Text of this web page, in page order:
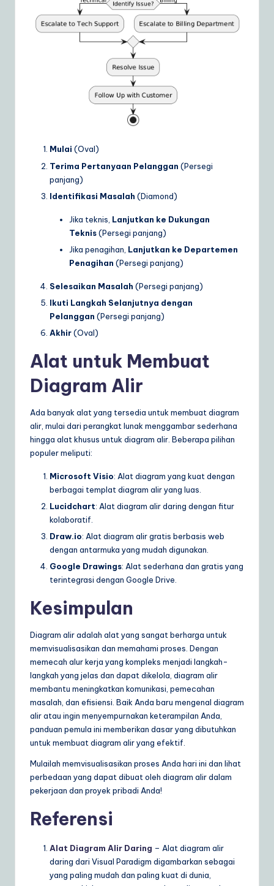
Mulai (Oval)
Terima Pertanyaan Pelanggan (Persegi
panjang)
Identifikasi Masalah (Diamond)
Jika teknis, Lanjutkan ke Dukungan
Teknis(Persegi panjang)
Jika penagihan, Lanjutkan ke Departemen
Penagihan (Persegi panjang)
Selesaikan Masalah (Persegi panjang)
Ikuti Langkah Selanjutnya dengan
Pelanggan (Persegi panjang)
Akhir(Oval)
Alat untuk Membuat
Diagram Alir
Ada banyak alat yang tersedia untuk membuat diagram
alir, mulai dari perangkat lunak menggambar sederhana
hingga alat khusus untuk diagram alir. Beberapa pilihan
populer meliputi:
Microsoft Visio: Alat diagram yang kuat dengan
berbagai templat diagram alir yang luas.
Lucidchart: Alat diagram alir daring dengan fitur
kolaboratif.
Draw.io: Alat diagram alir gratis berbasis web
dengan antarmuka yang mudah digunakan.
Google Drawings: Alat sederhana dan gratis yang
terintegrasi dengan Google Drive.
Kesimpulan
Diagram alir adalah alat yang sangat berharga untuk
memvisualisasikan dan memahami proses. Dengan
memecah alur kerja yang kompleks menjadi langkah-
langkah yang jelas dan dapat dikelola, diagram alir
membantu meningkatkan komunikasi, pemecahan
masalah, dan efisiensi. Baik Anda baru mengenal diagram
alir atau ingin menyempurnakan keterampilan Anda,
panduan pemula ini memberikan dasar yang dibutuhkan
untuk membuat diagram alir yang efektif.
Mulailah memvisualisasikan proses Anda hari ini dan lihat
perbedaan yang dapat dibuat oleh diagram alir dalam
pekerjaan dan proyek pribadi Anda!
Referensi
Alat Diagram Alir Daring – Alat diagram alir
daring dari Visual Paradigm digambarkan sebagai
yang paling mudah dan paling kuat di dunia,